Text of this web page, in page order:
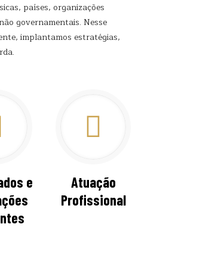
países, organizações
governamentais. Nesse
implantamos estratégias,
e
Atuação
Profissional